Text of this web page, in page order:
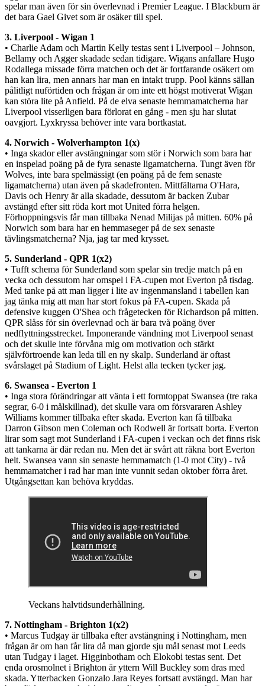
spelar man även för sin överlevnad i Premier League. I Blackburn är
det bara Gael Givet som är osäker till spel.
3. Liverpool - Wigan 1
• Charlie Adam och Martin Kelly testas sent i Liverpool – Johnson,
Bellamy och Agger skadade sedan tidigare. Wigans anfallare Hugo
Rodallega missade förra matchen och det är fortfarande osäkert om
han kan lira, men annars har man en intakt trupp. Pool känns sällan
pålitligt nuförtiden och frågan är om inte ett högst motiverat Wigan
kan störa lite på Anfield. På de elva senaste hemmamatcherna har
Liverpool visserligen bara förlorat en gång - men sju har slutat
oavgjort. Lyxkryssa behöver inte vara bortkastat.
4. Norwich - Wolverhampton 1(x)
• Inga skador eller avstängningar som stör i Norwich som bara har
en inspelad poäng på de fyra senaste ligamatcherna. Tungt även för
Wolves, inte bara spelmässigt (en poäng på de fem senaste
ligamatcherna) utan även på skadefronten. Mittfältarna O'Hara,
Davis och Henry är alla skadade, dessutom är backen Zubar
avstängd efter sitt röda kort mot United förra helgen.
Förhoppningsvis får man tillbaka Nenad Milijas på mitten. 60% på
Norwich som bara har en hemmaseger på de sex senaste
tävlingsmatcherna? Nja, jag tar med krysset.
5. Sunderland - QPR 1(x2)
• Tufft schema för Sunderland som spelar sin tredje match på en
vecka och dessutom har omspel i FA-cupen mot Everton på tisdag.
Med tanke på att man ligger i lite av ingenmansland i tabellen kan
jag tänka mig att man har stort fokus på FA-cupen. Skada på
defensive kuggen O'Shea och frågetecken för Richardson på mitten.
QPR slåss för sin överlevnad och är bara två poäng över
nedflyttningsstrecket. Imponerande vändning mot Liverpool senast
och det skulle inte förvåna mig om motivation och stärkt
självförtroende kan leda till en ny skalp. Sunderland är oftast
svårslaget på Stadium of Light. Helst alla tecken tycker jag.
6. Swansea - Everton 1
• Inga stora förändringar att vänta i ett formtoppat Swansea (tre raka
segrar, 6-0 i målskillnad), det skulle vara om försvararen Ashley
Williams kommer tillbaka efter skada. Everton kan få tillbaka
Darron Gibson men Coleman och Rodwell är fortsatt borta. Everton
lirar som sagt mot Sunderland i FA-cupen i veckan och det finns risk
att tankarna är där redan nu. Men det är svårt att räkna bort Everton
helt. Swansea vann sin senaste hemmamatch (1-0 mot City) - två
hemmamatcher i rad har man inte vunnit sedan oktober förra året.
Utgångsettan kan behöva kryddas.
Veckans halvtidsunderhållning.
7. Nottingham - Brighton 1(x2)
• Marcus Tudgay är tillbaka efter avstängning i Nottingham, men
frågan är om han får lira då man gjorde sju mål senast mot Leeds
utan Tudgay i laget. Higginbotham och Elokobi testas sent. Det
enda orosmolnet i Brighton är yttern Will Buckley som dras med
skada. Ytterbacken Gonzalo Jara Reyes fortsatt avstängd. Man har